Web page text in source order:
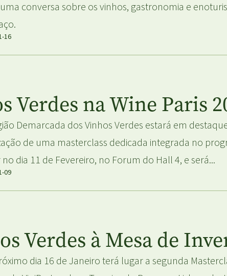
conversa sobre os vinhos, gastronomia e
16
Verdes na Wine Paris
Demarcada dos Vinhos Verdes estará em
de uma masterclass dedicada integrada no
dia 11 de Fevereiro, no Forum do Hall 4, e será...
09
Verdes à Mesa de
dia 16 de Janeiro terá lugar a segunda